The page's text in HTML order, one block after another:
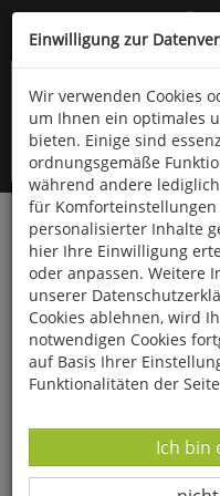
Kompletten Head der
oder
Startseite Bücher
Die Welt
Einwilligung zur
Wir verwenden Cookies
um Ihnen ein optimales
bieten. Einige sind
ordnungsgemäße
während andere
für Komforteinstellungen
personalisierter Inhalte
hier Ihre Einwilligung
oder anpassen. Weitere
unserer
Cookies ablehnen, wird
notwendigen Cookies
auf Basis Ihrer
Funktionalitäten der
Ich bin